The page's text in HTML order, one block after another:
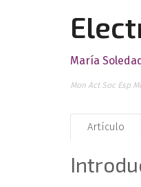
María
Mon Act Soc Esp
Artículo